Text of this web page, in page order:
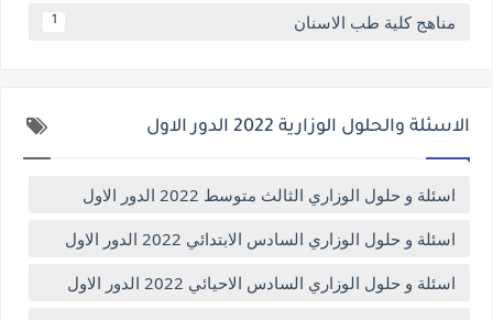
مناهج كلية طب الاسنان 1
الاسئلة والحلول الوزارية 2022 الدور الاول
اسئلة و حلول الوزاري الثالث متوسط 2022 الدور الاول
اسئلة و حلول الوزاري السادس الابتدائي 2022 الدور الاول
اسئلة و حلول الوزاري السادس الاحيائي 2022 الدور الاول